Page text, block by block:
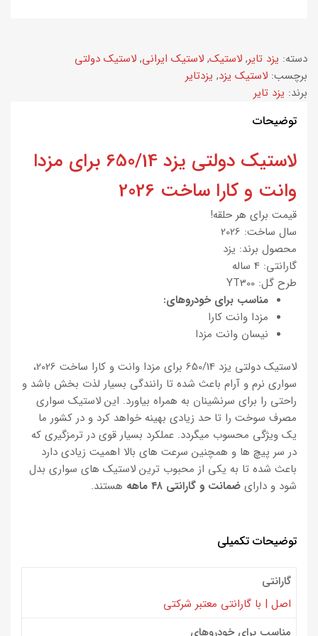
دسته: یزد تایر, لاستیک, لاستیک ایرانی, لاستیک دولتی
برچسب: لاستیک یزد, یزدتایر
برند: یزد تایر
توضیحات
لاستیک دولتی یزد 650/14 برای مزدا
وانت و کارا ساخت 2026
قیمت برای هر حلقه!
سال ساخت: 2026
محصول برند: یزد
گارانتی: 4 ساله
طرح گل: YT300
مناسب برای خودروهای:
مزدا وانت کارا
نیسان وانت مزدا
لاستیک دولتی یزد 650/14 برای مزدا وانت و کارا ساخت 2026،
سواری نرم و آرام باعث شده تا رانندگی بسیار لذت بخش باشد و
راحتی را برای سرنشینان به همراه بیاورد. این لاستیک سواری
مصرف سوخت را تا حد زیادی بهینه خواهد کرد و در کشور ما
یک ویژگی محسوب میگردد. عملکرد بسیار قوی در ترمزگیری که
در سر پیچ ها و همچنین سرعت های بالا اهمیت زیادی دارد
باعث شده تا به یکی از محبوب ترین لاستیک های سواری بدل
شود و دارای ضمانت و گارانتی ۴۸ ماهه هستند.
توضیحات تکمیلی
گارانتی
اصل | با گارانتی معتبر شرکتی
مناسب برای خودروهای